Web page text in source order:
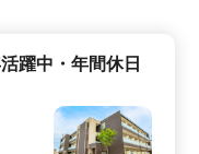
躍中・年間休日